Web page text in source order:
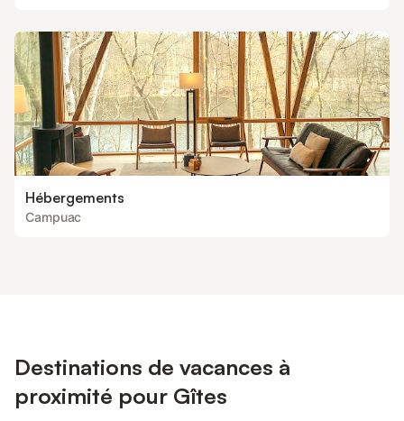
Hébergements
Campuac
Destinations de vacances à
proximité pour Gîtes